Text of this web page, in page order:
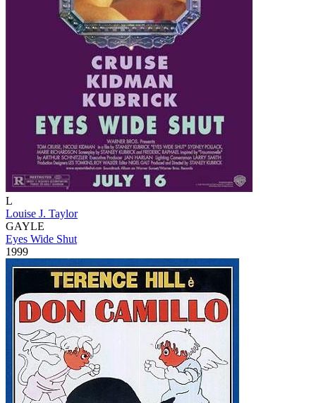
L
Louise J. Taylor
GAYLE
Eyes Wide Shut
1999